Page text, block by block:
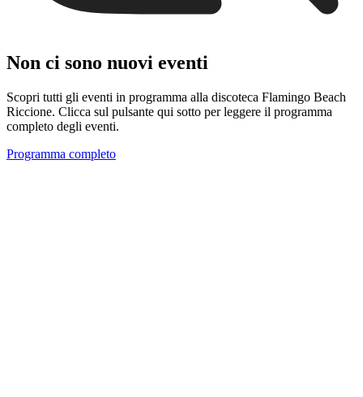
Non ci sono nuovi eventi
Scopri tutti gli eventi in programma alla discoteca Flamingo Beach
Riccione. Clicca sul pulsante qui sotto per leggere il programma
completo degli eventi.
Programma completo